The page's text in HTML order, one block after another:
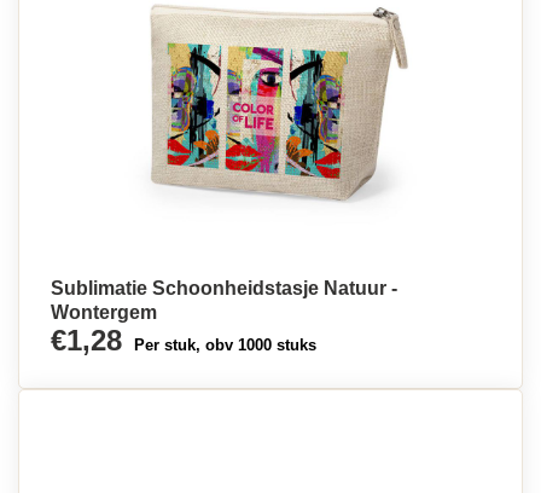
Sublimatie Schoonheidstasje Natuur -
Wontergem
€1,28 Per stuk, obv 1000 stuks